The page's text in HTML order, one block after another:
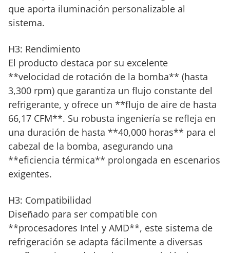
que aporta iluminación personalizable al
sistema.
H3: Rendimiento
El producto destaca por su excelente
**velocidad de rotación de la bomba** (hasta
3,300 rpm) que garantiza un flujo constante del
refrigerante, y ofrece un **flujo de aire de hasta
66,17 CFM**. Su robusta ingeniería se refleja en
una duración de hasta **40,000 horas** para el
cabezal de la bomba, asegurando una
**eficiencia térmica** prolongada en escenarios
exigentes.
H3: Compatibilidad
Diseñado para ser compatible con
**procesadores Intel y AMD**, este sistema de
refrigeración se adapta fácilmente a diversas